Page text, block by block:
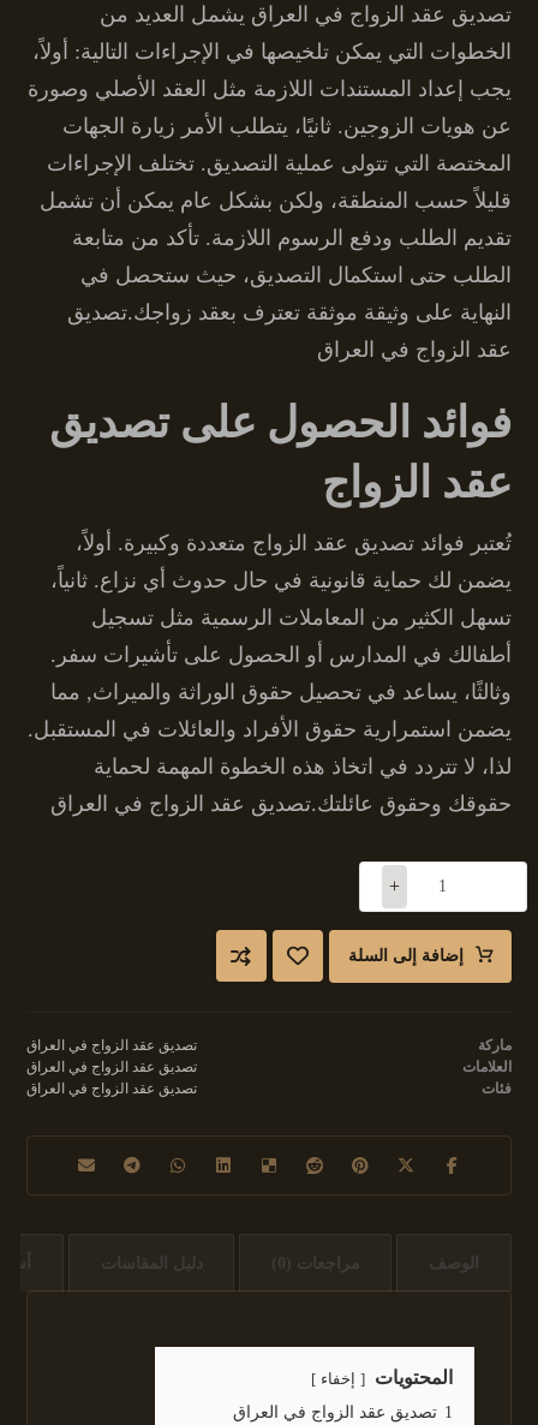
تصديق عقد الزواج في العراق يشمل العديد من
الخطوات التي يمكن تلخيصها في الإجراءات التالية: أولاً،
يجب إعداد المستندات اللازمة مثل العقد الأصلي وصورة
عن هويات الزوجين. ثانيًا، يتطلب الأمر زيارة الجهات
المختصة التي تتولى عملية التصديق. تختلف الإجراءات
قليلاً حسب المنطقة، ولكن بشكل عام يمكن أن تشمل
تقديم الطلب ودفع الرسوم اللازمة. تأكد من متابعة
الطلب حتى استكمال التصديق، حيث ستحصل في
النهاية على وثيقة موثقة تعترف بعقد زواجك.تصديق
عقد الزواج في العراق
فوائد الحصول على تصديق
عقد الزواج
تُعتبر فوائد تصديق عقد الزواج متعددة وكبيرة. أولاً،
يضمن لك حماية قانونية في حال حدوث أي نزاع. ثانياً،
تسهل الكثير من المعاملات الرسمية مثل تسجيل
أطفالك في المدارس أو الحصول على تأشيرات سفر.
وثالثًا، يساعد في تحصيل حقوق الوراثة والميراث, مما
يضمن استمرارية حقوق الأفراد والعائلات في المستقبل.
لذا، لا تتردد في اتخاذ هذه الخطوة المهمة لحماية
حقوقك وحقوق عائلتك.تصديق عقد الزواج في العراق
+
إضافة إلى السلة
ماركة
تصديق عقد الزواج في العراق
العلامات
تصديق عقد الزواج في العراق
فئات
تصديق عقد الزواج في العراق
الوصف مراجعات (0) دليل المقاسات
المحتويات إخفاء
1 تصديق عقد الزواج في العراق